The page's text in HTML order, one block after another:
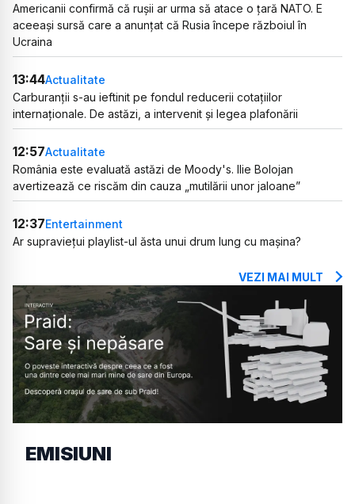
Americanii confirmă că rușii ar urma să atace o țară NATO. E
aceeași sursă care a anunțat că Rusia începe războiul în
Ucraina
13:44Actualitate
Carburanții s-au ieftinit pe fondul reducerii cotațiilor
internaționale. De astăzi, a intervenit și legea plafonării
12:57Actualitate
România este evaluată astăzi de Moody's. Ilie Bolojan
avertizează ce riscăm din cauza „mutilării unor jaloane”
12:37Entertainment
Ar supraviețui playlist-ul ăsta unui drum lung cu mașina?
VEZI MAI MULT
EMISIUNI